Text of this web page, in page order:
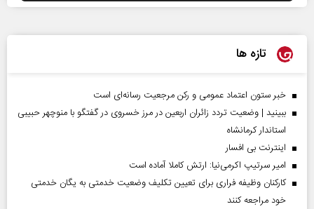
تازه ها
خبر ستون اعتماد عمومی و رکن مرجعیت رسانه‌ای است
ببینید | وضعیت تردد زائران اربعین در مرز خسروی در گفتگو با منوچهر حبیبی
استاندار کرمانشاه
اینترنت بی افسار
امیر سرتیپ اکرمی‌نیا: ارتش کاملا آماده است
کارکنان وظیفه فراری برای تعیین تکلیف وضعیت خدمتی به یگان خدمتی
خود مراجعه کنند